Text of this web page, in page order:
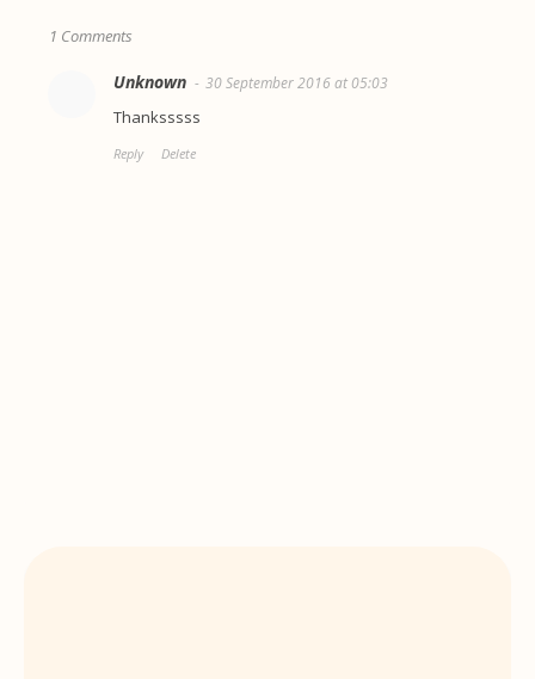
1 Comments
Unknown 30 September 2016 at 05:03
Thanksssss
Reply Delete